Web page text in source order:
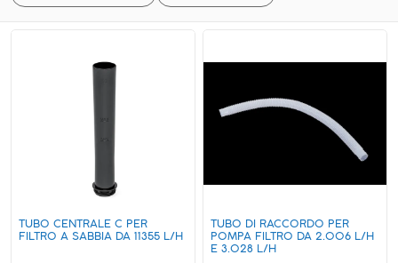
TUBO CENTRALE C PER
FILTRO A SABBIA DA 11355 L/H
TUBO DI RACCORDO PER
POMPA FILTRO DA 2.006 L/H
E 3.028 L/H